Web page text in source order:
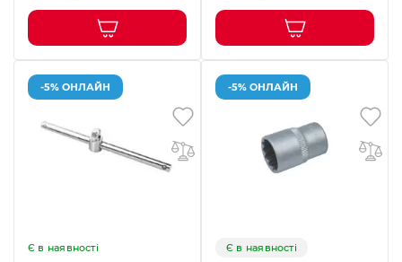
-5% ОНЛАЙН
Є в наявності
-5% ОНЛАЙН
Є в наявності